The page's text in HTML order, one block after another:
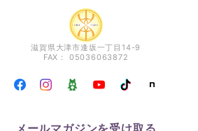
滋賀県大津市逢坂一丁目14-9
FAX： 05036063872